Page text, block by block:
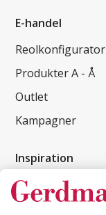
E-handel
Reolkonfigurator
Produkter A - Å
Outlet
Kampagner
Inspiration
Kundereferencer